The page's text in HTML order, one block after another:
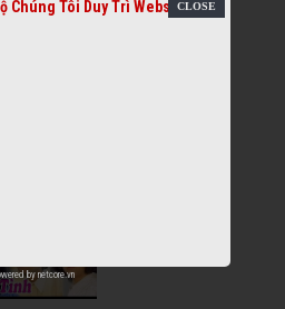
Chúng Tôi Duy Trì Website
by netcore.vn